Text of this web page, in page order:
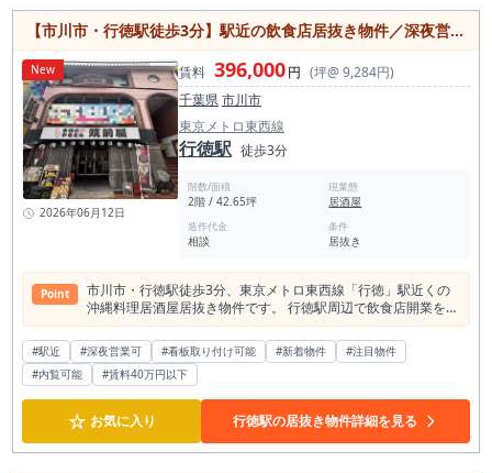
【市川市・行徳駅徒歩3分】駅近の飲食店居抜き物件／深夜営業可の沖縄料理居酒屋
New
2026年06月12日
賃料 396,000円 (坪@ 9,284円)
千葉県市川市
東京メトロ東西線
行徳駅 徒歩3分
階数/面積
2階 / 42.65坪
現業態
居酒屋
造作代金
相談
条件
居抜き
Point
市川市・行徳駅徒歩3分、東京メトロ東西線「行徳」駅近くの
沖縄料理居酒屋居抜き物件です。 行徳駅周辺で飲食店開業を検
討されている方、市川市で居抜き物件をお探しの方、居酒屋開
業や和食店開業を検討されている方におすすめの飲食店居抜き
物件です。 本物件は地上2階、約42.65坪の広さを確保した居
酒屋居抜き物件です。 2階区画ではありますが、行徳駅徒歩3
分という駅近立地に加え、既存店舗の看板掲出が見込めるた
め、駅利用者や周辺住民への認知を取りやすい店舗です。 行徳
駅の1日平均乗降人員は約54,606人とされており、駅近エリア
で日常的な飲食需要を狙える立地条件です。 現業態は沖縄料理
#駅近 #深夜営業可 #看板取り付け可能 #新着物件
#注目物件
#内覧可能
#賃料40万円以下
☆ お気に入り 行徳駅の居抜き物件詳細を見る